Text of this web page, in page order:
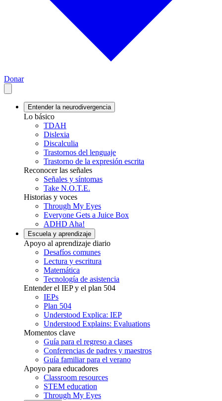
Donar
Entender la neurodivergencia
Lo básico
TDAH
Dislexia
Discalculia
Trastornos del lenguaje
Trastorno de la expresión escrita
Reconocer las señales
Señales y síntomas
Take N.O.T.E.
Historias y voces
Through My Eyes
Everyone Gets a Juice Box
ADHD Aha!
Escuela y aprendizaje
Apoyo al aprendizaje diario
Desafíos comunes
Lectura y escritura
Matemática
Tecnología de asistencia
Entender el IEP y el plan 504
IEPs
Plan 504
Understood Explica: IEP
Understood Explains: Evaluations
Momentos clave
Guía para el regreso a clases
Conferencias de padres y maestros
Guía familiar para el verano
Apoyo para educadores
Classroom resources
STEM education
Through My Eyes